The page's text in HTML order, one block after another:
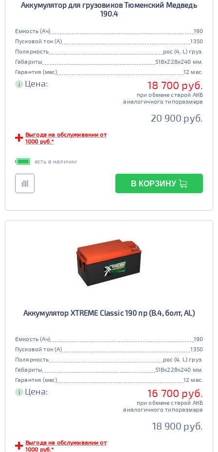
Аккумулятор для грузовиков Тюменский Медведь
190.4
Емкость (Ач)
190
Пусковой ток (А)
1350
Полярность
рос (4, L) груз.
Габариты
518x228x240 мм.
Гарантия (мес)
12 мес.
i Цена: 18 700 руб.
при обмене старой АКБ
аналогичного типоразмера
20 900 руб.
Выгода на обслуживании от
1000 руб.*
есть в наличии
В КОРЗИНУ
Аккумулятор XTREME Classic 190 пр (B.4, болт, AL)
Емкость (Ач)
190
Пусковой ток (А)
1350
Полярность
рос (4, L) груз.
Габариты
518x228x240 мм.
Гарантия (мес)
12 мес.
i Цена: 16 700 руб.
при обмене старой АКБ
аналогичного типоразмера
18 900 руб.
Выгода на обслуживании от
1000 руб.*